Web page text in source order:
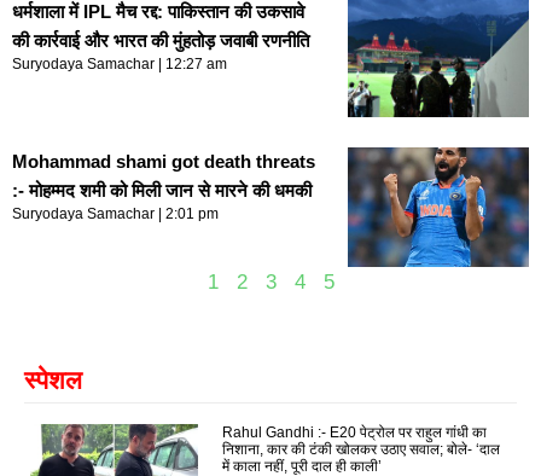
धर्मशाला में IPL मैच रद्द: पाकिस्तान की उकसावे
की कार्रवाई और भारत की मुंहतोड़ जवाबी रणनीति
Suryodaya Samachar 12:27 am
Mohammad shami got death threats
:- मोहम्मद शमी को मिली जान से मारने की धमकी
Suryodaya Samachar 2:01 pm
1 2 3 4 5
स्पेशल
Rahul Gandhi :- E20 पेट्रोल पर राहुल गांधी का
निशाना, कार की टंकी खोलकर उठाए सवाल; बोले- ‘दाल
में काला नहीं, पूरी दाल ही काली’